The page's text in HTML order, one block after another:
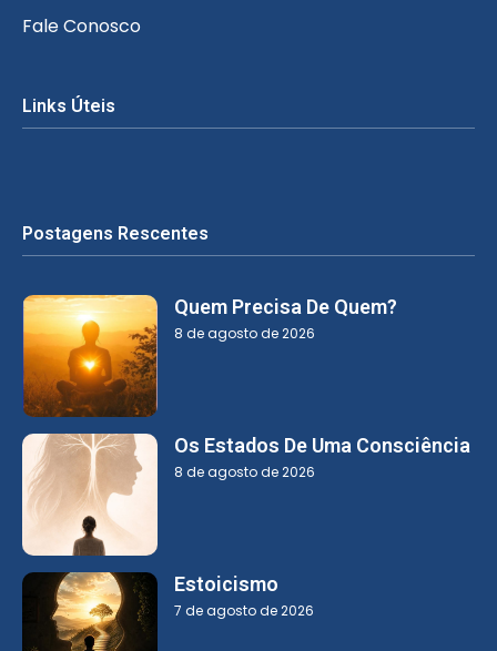
Fale Conosco
Links Úteis
Postagens Rescentes
Quem Precisa De Quem?
8 de agosto de 2026
Os Estados De Uma Consciência
8 de agosto de 2026
Estoicismo
7 de agosto de 2026